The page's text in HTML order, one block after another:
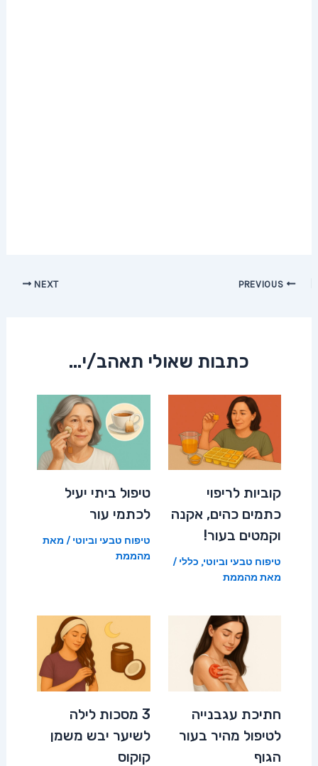
Post
NEXT
כתבות שאולי תאהב/י...
קוביות לריפוי
כתמים כהים, אקנה
וקמטים בעור!
טיפוח טבעי וביוטי, כללי /
מאת מהממת
טיפול ביתי יעיל
לכתמי עור
טיפוח טבעי וביוטי / מאת
מהממת
חתיכת עגבנייה
לטיפול מהיר בעור
הגוף
3 מסכות לילה
לשיער יבש משמן
קוקוס